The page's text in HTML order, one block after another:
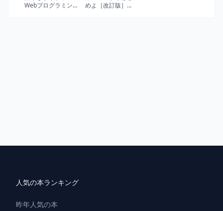
Webプログラミン
めよ［改訂版］
人気の本ランキング
昨年人気の本